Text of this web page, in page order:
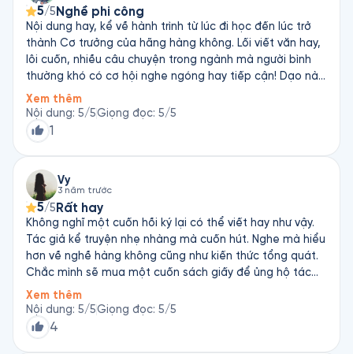
5/5 Nghề phi công
Nội dung hay, kể về hành trình từ lúc đi học đến lúc trở
thành Cơ trưởng của hãng hàng không. Lối viết văn hay,
lôi cuốn, nhiều câu chuyện trong ngành mà người bình
thường khó có cơ hội nghe ngóng hay tiếp cận! Dạo này
Liam thích nghe các câu chuyện về du lịch, nghề nghiệp
của từng ngành mà thấy trên Fonos chưa có nhiều lắm.
Nghe công việc của các ngành vừa hay hay, vừa thú vị
vừa đem lại góc nhìn mới mẻ và kiến thức hơn! Cám ơn
tác giả!
Xem thêm
Nội dung: 5/5Giọng đọc: 5/5
1
Vy
3 năm trước
5/5 Rất hay
Không nghĩ một cuốn hồi ký lại có thể viết hay như vậy.
Tác giả kể truyện nhẹ nhàng mà cuốn hút. Nghe mà hiểu
hơn về nghề hàng không cũng như kiến thức tổng quát.
Chắc mình sẽ mua một cuốn sách giấy để ủng hộ tác
giả
Xem thêm
Nội dung: 5/5Giọng đọc: 5/5
4